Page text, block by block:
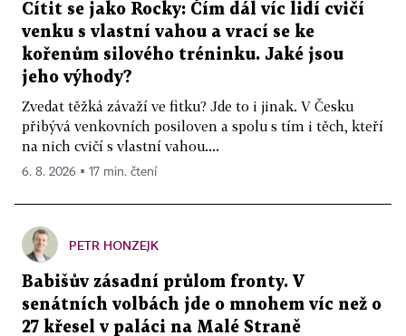
Cítit se jako Rocky: Čím dál víc lidí cvičí
venku s vlastní vahou a vrací se ke
kořenům silového tréninku. Jaké jsou
jeho výhody?
Zvedat těžká závaží ve fitku? Jde to i jinak. V Česku
přibývá venkovních posiloven a spolu s tím i těch, kteří
na nich cvičí s vlastní vahou....
6. 8. 2026 ▪ 17 min. čtení
PETR HONZEJK
Babišův zásadní průlom fronty. V
senátních volbách jde o mnohem víc než o
27 křesel v paláci na Malé Straně